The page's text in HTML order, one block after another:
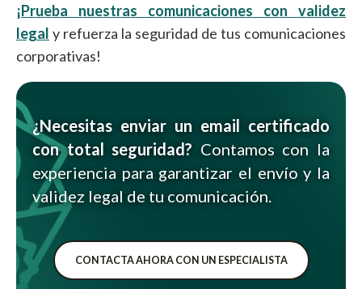
¡Prueba nuestras comunicaciones con validez
legal y refuerza la seguridad de tus comunicaciones
corporativas!
¿Necesitas enviar un email certificado
con total seguridad? Contamos con la
experiencia para garantizar el envío y la
validez legal de tu comunicación.
CONTACTA AHORA CON UN ESPECIALISTA